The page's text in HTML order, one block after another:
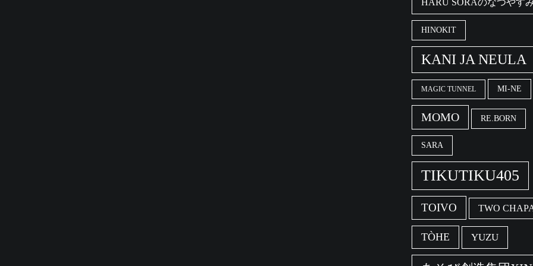
HARU SORAのなつやす
HINOKIT
KANI JA NEULA
MAGIC TUNNEL MI-NE
MOMO RE.BORN
SARA
TIKUTIKU405
TOIVO TWO
TÒHE YUZU